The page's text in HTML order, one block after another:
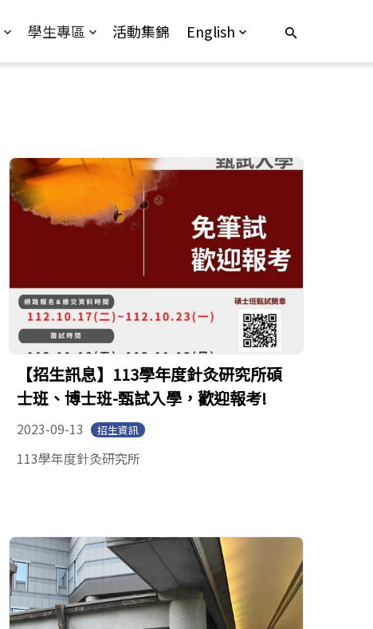
學生專區 活動集錦 English
【招生訊息】113學年度針灸研究所碩
士班、博士班-甄試入學，歡迎報考!
2023-09-13 招生資訊
113學年度針灸研究所